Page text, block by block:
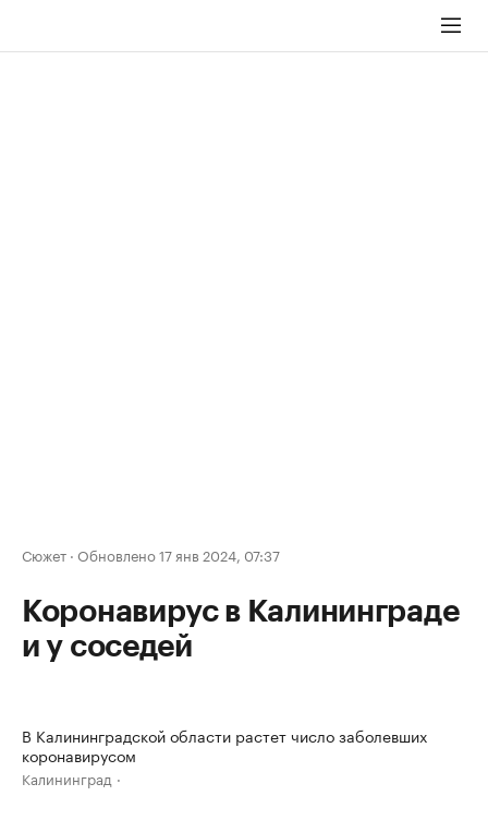
Сюжет · Обновлено 17 янв 2024, 07:37
Коронавирус в Калининграде
и у соседей
В Калининградской области растет число заболевших
коронавирусом
Калининград